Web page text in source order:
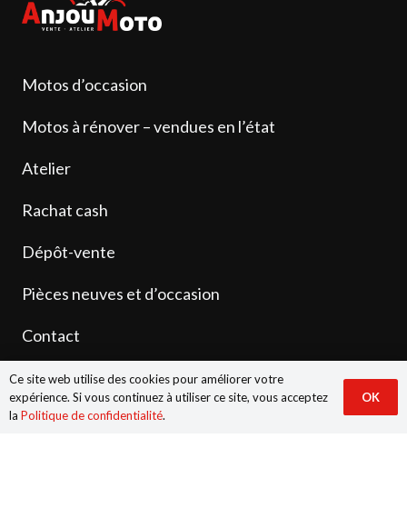
Motos d’occasion
Motos à rénover – vendues en l’état
Atelier
Rachat cash
Dépôt-vente
Pièces neuves et d’occasion
Contact
Ce site web utilise des cookies pour améliorer votre
expérience. Si vous continuez à utiliser ce site, vous acceptez
la Politique de confidentialité.
OK